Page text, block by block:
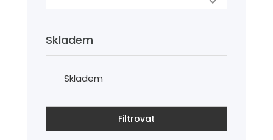
Skladem
Skladem
Filtrovat